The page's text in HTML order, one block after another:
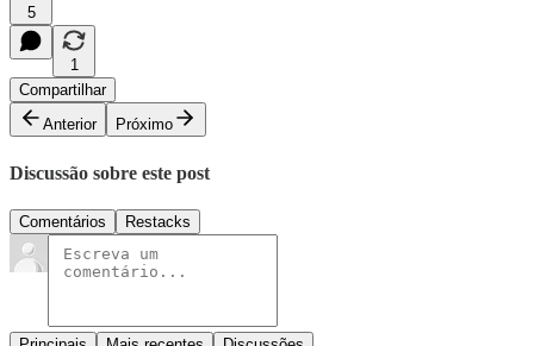
5
1
Compartilhar
Anterior
Próximo
Discussão sobre este post
Comentários Restacks